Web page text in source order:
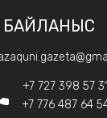
БАЙЛАНЫС
+7 727 398 57 31
+7 776 487 64